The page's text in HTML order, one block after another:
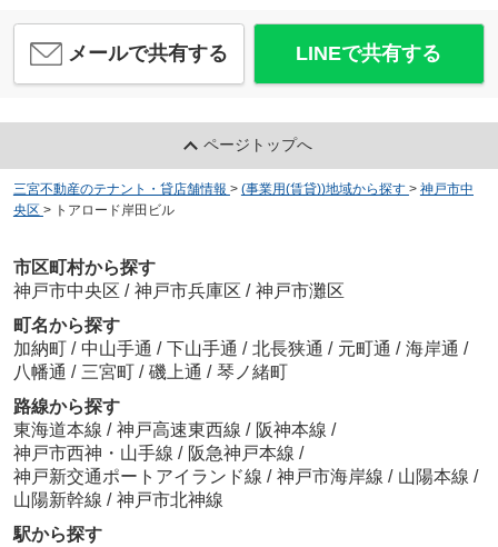
メールで共有する LINEで共有する
ページトップへ
三宮不動産のテナント・貸店舗情報 > (事業用(賃貸))地域から探す > 神戸市中
央区 > トアロード岸田ビル
市区町村から探す
神戸市中央区 / 神戸市兵庫区 / 神戸市灘区
町名から探す
加納町 / 中山手通 / 下山手通 / 北長狭通 / 元町通 / 海岸通 /
八幡通 / 三宮町 / 磯上通 / 琴ノ緒町
路線から探す
東海道本線 / 神戸高速東西線 / 阪神本線 /
神戸市西神・山手線 / 阪急神戸本線 /
神戸新交通ポートアイランド線 / 神戸市海岸線 / 山陽本線 /
山陽新幹線 / 神戸市北神線
駅から探す